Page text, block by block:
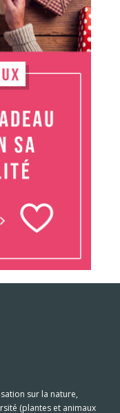
sur la nature,
(plantes et animaux